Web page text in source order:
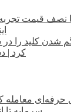
نصف قیمت
شدن کلید را در
کرد |
حرفه‌ای معامله